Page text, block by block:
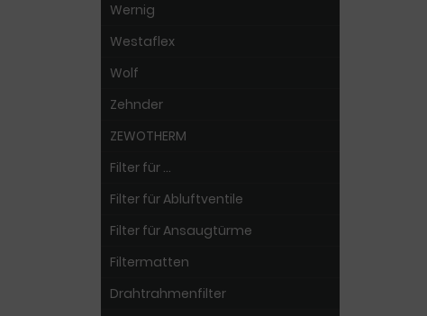
Wernig
Westaflex
Wolf
Zehnder
ZEWOTHERM
Filter für ...
Filter für Abluftventile
Filter für Ansaugtürme
Filtermatten
Drahtrahmenfilter